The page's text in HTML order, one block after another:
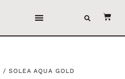
/ SOLEA AQUA GOLD